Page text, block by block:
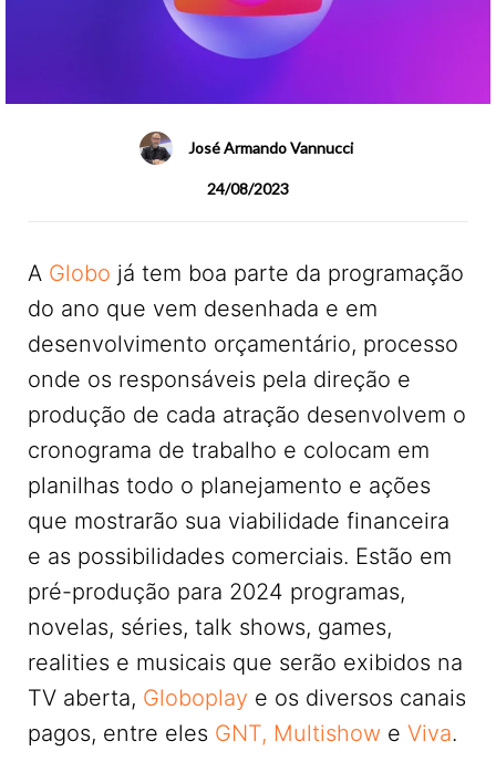
José Armando Vannucci
24/08/2023
A Globo já tem boa parte da programação
do ano que vem desenhada e em
desenvolvimento orçamentário, processo
onde os responsáveis pela direção e
produção de cada atração desenvolvem o
cronograma de trabalho e colocam em
planilhas todo o planejamento e ações
que mostrarão sua viabilidade financeira
e as possibilidades comerciais. Estão em
pré-produção para 2024 programas,
novelas, séries, talk shows, games,
realities e musicais que serão exibidos na
TV aberta, Globoplay e os diversos canais
pagos, entre eles GNT, Multishow e Viva.